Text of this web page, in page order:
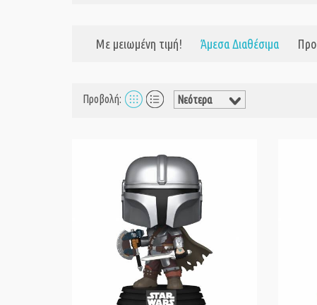
Με μειωμένη τιμή! Άμεσα Διαθέσιμα
Προβολή: